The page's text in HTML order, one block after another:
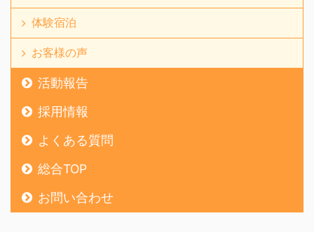
体験宿泊
お客様の声
活動報告
採用情報
よくある質問
総合TOP
お問い合わせ